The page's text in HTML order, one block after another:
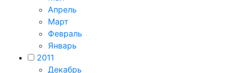
Апрель
Март
Февраль
Январь
2011
Декабрь